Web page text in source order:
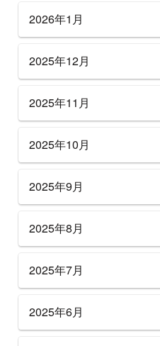
2026年1月
2025年12月
2025年11月
2025年10月
2025年9月
2025年8月
2025年7月
2025年6月